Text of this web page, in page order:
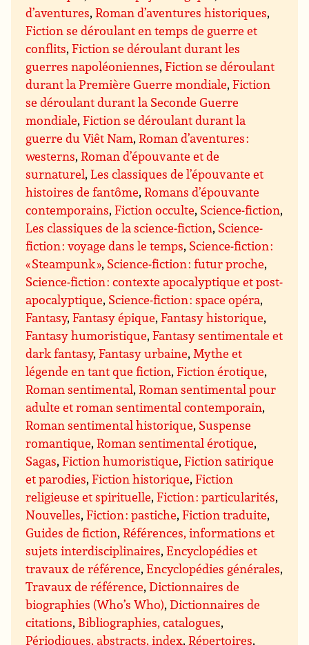
d’aventures,Roman d’aventures historiques,
Fiction se déroulant en temps de guerre et
conflits,Fiction se déroulant durant les
guerres napoléoniennes,Fiction se déroulant
durant la Première Guerre mondiale,Fiction
se déroulant durant la Seconde Guerre
mondiale,Fiction se déroulant durant la
guerre du Viêt Nam,Roman d’aventures :
westerns,Roman d’épouvante et de
surnaturel,Les classiques de l’épouvante et
histoires de fantôme,Romans d’épouvante
contemporains,Fiction occulte, Science-fiction,
Les classiques de la science-fiction, Science-
fiction : voyage dans le temps, Science-fiction :
« Steampunk », Science-fiction : futur proche,
Science-fiction : contexte apocalyptique et post-
apocalyptique, Science-fiction : space opéra,
Fantasy,Fantasy épique,Fantasy historique,
Fantasy humoristique,Fantasy sentimentale et
dark fantasy,Fantasy urbaine,Mythe et
légende en tant que fiction,Fiction érotique,
Roman sentimental,Roman sentimental pour
adulte et roman sentimental contemporain,
Roman sentimental historique, Suspense
romantique,Roman sentimental érotique,
Sagas,Fiction humoristique,Fiction satirique
et parodies,Fiction historique,Fiction
religieuse et spirituelle,Fiction : particularités,
Nouvelles,Fiction : pastiche,Fiction traduite,
Guides de fiction,Références, informations et
sujets interdisciplinaires,Encyclopédies et
travaux de référence,Encyclopédies générales,
Travaux de référence,Dictionnaires de
biographies (Who’s Who),Dictionnaires de
citations, Bibliographies, catalogues,
Périodiques, abstracts, index,Répertoires,